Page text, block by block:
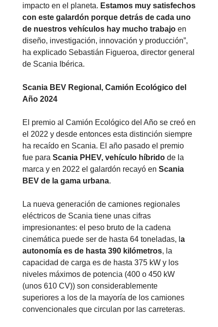
impacto en el planeta. Estamos muy satisfechos
con este galardón porque detrás de cada uno
de nuestros vehículos hay mucho trabajo en
diseño, investigación, innovación y producción”,
ha explicado Sebastián Figueroa, director general
de Scania Ibérica.
Scania BEV Regional, Camión Ecológico del
Año 2024
El premio al Camión Ecológico del Año se creó en
el 2022 y desde entonces esta distinción siempre
ha recaído en Scania. El año pasado el premio
fue para Scania PHEV, vehículo híbrido de la
marca y en 2022 el galardón recayó en Scania
BEV de la gama urbana.
La nueva generación de camiones regionales
eléctricos de Scania tiene unas cifras
impresionantes: el peso bruto de la cadena
cinemática puede ser de hasta 64 toneladas, l a
autonomía es de hasta 390 kilómetros, la
capacidad de carga es de hasta 375 kW y los
niveles máximos de potencia (400 o 450 kW
(unos 610 CV)) son considerablemente
superiores a los de la mayoría de los camiones
convencionales que circulan por las carreteras.